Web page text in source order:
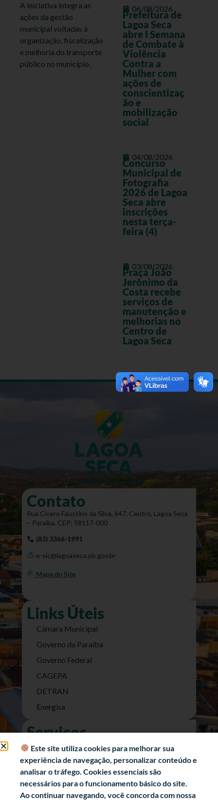
A iniciativa integra as
ações da gestão
municipal voltadas à
organização, fiscalização
e melhoria do transporte
público no município.
06/08/2026
Prefeitura de
Lagoa Seca
abre I Semana
de Combate à
Violência
Contra a
Mulher com
ações de
conscientizaç
ão e
mobilização
social
04/08/2026
Concurso
Municipal de
Fotografia
2026 de Lagoa
Seca abre
inscrições
nesta terça-
feira (4)
03/08/2026
Praça João
Jerônimo da
Costa recebe
serviços de
manutenção e
melhorias no
Centro de
Lagoa Seca
Contato
Rua Cícero Faustino da Silva, 647, Centro, Lagoa Seca
– Paraíba. CEP: 58117-000
(83) 3366-1991
e-sic@lagoaseca.pb.gov.br
Mapa do Site
Links Úteis
Câmara Municipal
Governo da Paraíba
Governo Federal
CAGEPA
DETRAN
Energisa
Serviços
Nota Fiscal Eletrônica
e-SIC (Acesso a Informação)
Transparência Fiscal
História
Este site utiliza cookies para melhorar sua
experiência de navegação, personalizar conteúdo e
analisar o tráfego. Cookies essenciais são
necessários para o funcionamento básico do site.
Ao continuar navegando, você concorda com nossa